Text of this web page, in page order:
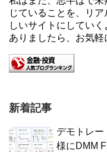
じていることを、リ
しいサイトにしてい
ありましたら、お気軽
新着記事
デモトレー
様にDMM